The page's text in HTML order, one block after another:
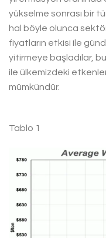
yükselme sonrası bir
hal böyle olunca
fiyatların etkisi ile
yitirmeye başladılar,
ile ülkemizdeki
mümkündür.
Tablo 1